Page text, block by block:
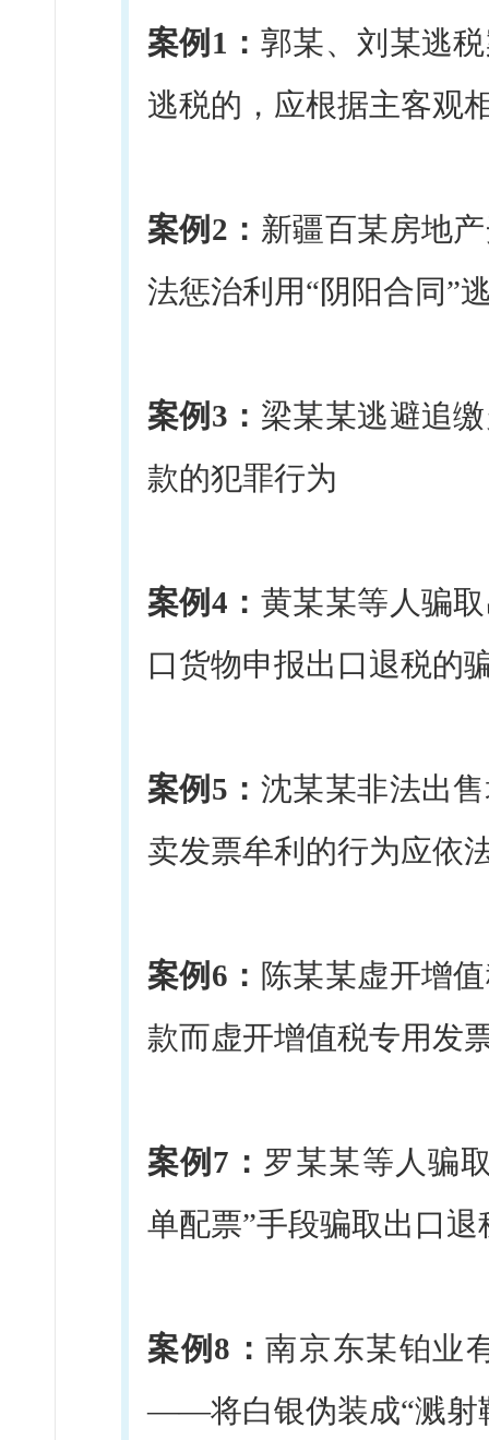
案例1： 郭某、刘某逃
逃税的，应根据主客观
案例2： 新疆百某房地
法惩治利用“阴阳合同”
案例3： 梁某某逃避追
款的犯罪行为
案例4： 黄某某等人骗
口货物申报出口退税的
案例5： 沈某某非法出
卖发票牟利的行为应依
案例6： 陈某某虚开增
款而虚开增值税专用发
案例7： 罗某某等人骗
单配票”手段骗取出口退
案例8：南京东某铂业
——将白银伪装成“溅射